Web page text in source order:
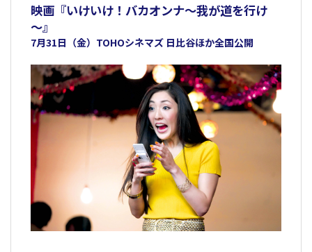
映画『いけいけ！バカオンナ～我が道を行け
～』
7月31日（金）TOHOシネマズ 日比谷ほか全国公開